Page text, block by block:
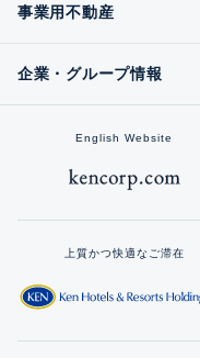
事業用不動産
企業・グループ情報
English Website
上質かつ快適なご滞在